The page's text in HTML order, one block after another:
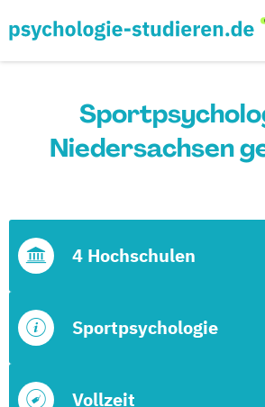
Niedersachsen
Vollzeit
Sportpsychologie
4 Hochschulen